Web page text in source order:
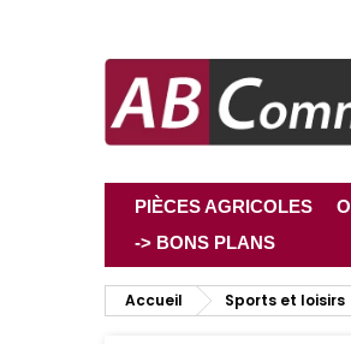
PIÈCES AGRICOLES
-> BONS PLANS
Accueil Sports et loisirs